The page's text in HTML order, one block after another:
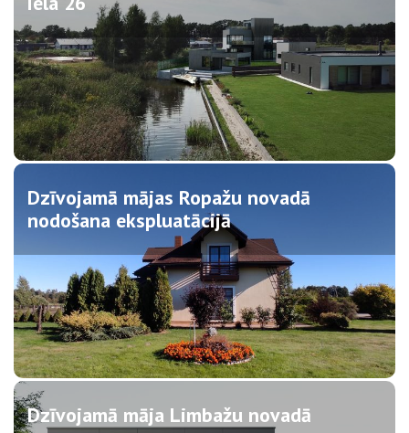
Dzīvojamā mājas Ropažu novadā
nodošana ekspluatācijā
Dzīvojamā māja Limbažu novadā